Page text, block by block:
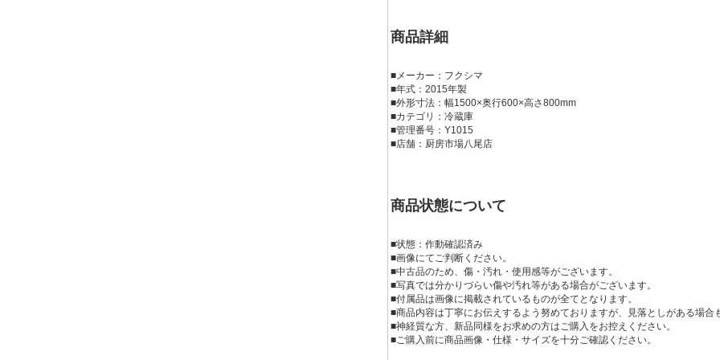
商品詳細
■メーカー：フクシマ
■年式：2015年製
■外形寸法：幅1500×奥行600×高さ800mm
■カテゴリ：冷蔵庫
■管理番号：Y1015
■店舗：厨房市場八尾店
商品状態について
■状態：作動確認済み
■画像にてご判断ください。
■中古品のため、傷・汚れ・使用感等がございます。
■写真では分かりづらい傷や汚れ等がある場合がございます。
■付属品は画像に掲載されているものが全てとなります。
■商品内容は丁寧にお伝えするよう努めておりますが、見落としがある場合
■神経質な方、新品同様をお求めの方はご購入をお控えください。
■ご購入前に商品画像・仕様・サイズを十分ご確認ください。